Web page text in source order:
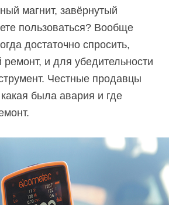
магнит, завёрнутый
пользоваться? Вообще
достаточно спросить,
и для убедительности
Честные продавцы
была авария и где